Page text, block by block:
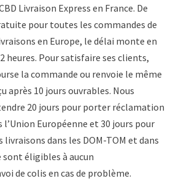
Livraison Express en France. De
pour toutes les commandes de
en Europe, le délai monte en
heures. Pour satisfaire ses clients,
la commande ou renvoie le même
après 10 jours ouvrables. Nous
20 jours pour porter réclamation
l’Union Européenne et 30 jours pour
livraisons dans les DOM-TOM et dans
éligibles à aucun
de colis en cas de problème.